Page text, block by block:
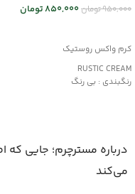
950,000تومان850,000تومان
کرم واکس روستیک
RUSTIC CREAM
رنگبندی : بی رنگ
مناسب کیف و کفش، پوشاک و مبلمان
چرمی
درباره مسترچرم؛ جایی که
می‌کند